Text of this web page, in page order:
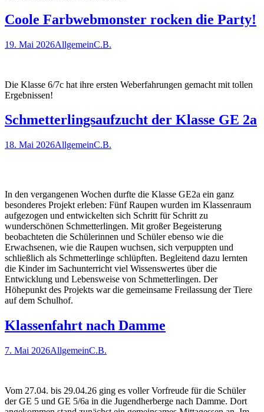
Coole Farbwebmonster rocken die Party!
19. Mai 2026AllgemeinC.B.
Die Klasse 6/7c hat ihre ersten Weberfahrungen gemacht mit tollen
Ergebnissen!
Schmetterlingsaufzucht der Klasse GE 2a
18. Mai 2026AllgemeinC.B.
In den vergangenen Wochen durfte die Klasse GE2a ein ganz
besonderes Projekt erleben: Fünf Raupen wurden im Klassenraum
aufgezogen und entwickelten sich Schritt für Schritt zu
wunderschönen Schmetterlingen. Mit großer Begeisterung
beobachteten die Schülerinnen und Schüler ebenso wie die
Erwachsenen, wie die Raupen wuchsen, sich verpuppten und
schließlich als Schmetterlinge schlüpften. Begleitend dazu lernten
die Kinder im Sachunterricht viel Wissenswertes über die
Entwicklung und Lebensweise von Schmetterlingen. Der
Höhepunkt des Projekts war die gemeinsame Freilassung der Tiere
auf dem Schulhof.
Klassenfahrt nach Damme
7. Mai 2026AllgemeinC.B.
Vom 27.04. bis 29.04.26 ging es voller Vorfreude für die Schüler
der GE 5 und GE 5/6a in die Jugendherberge nach Damme. Dort